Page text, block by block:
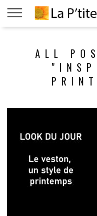
VIVRE
PROPOSALL